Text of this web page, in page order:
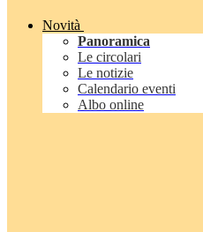
Novità
Panoramica
Le circolari
Le notizie
Calendario eventi
Albo online